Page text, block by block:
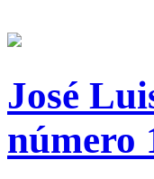
José
número